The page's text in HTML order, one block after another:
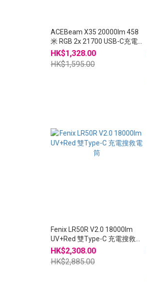
ACEBeam X35 20000lm 458
米 RGB 2x 21700 USB-C充電
電筒
HK$1,328.00
HK$1,595.00
Fenix LR50R V2.0 18000lm
UV+Red 雙Type-C 充電搜救電
筒
HK$2,308.00
HK$2,885.00